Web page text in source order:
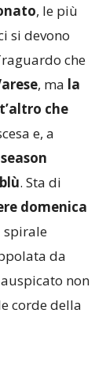
, le più
si devono
che
, ma la
che
e, a
. Sta di
domenica
spirale
da
auspicato non
corde della